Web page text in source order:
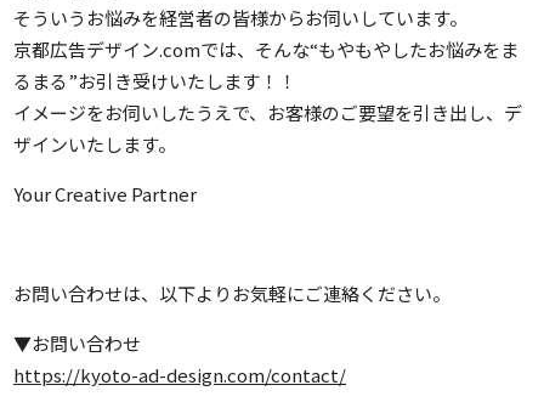
そういうお悩みを経営者の皆様からお伺いしています。
京都広告デザイン.comでは、そんな“もやもやしたお悩みをま
るまる”お引き受けいたします！！
イメージをお伺いしたうえで、お客様のご要望を引き出し、デ
ザインいたします。
Your Creative Partner
お問い合わせは、以下よりお気軽にご連絡ください。
▼お問い合わせ
https://kyoto-ad-design.com/contact/